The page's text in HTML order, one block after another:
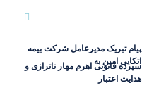
پیام تبریک مدیرعامل شرکت بیمه
اتکایی امین به
سپرده قانونی اهرم مهار ناترازی و
هدایت اعتبار